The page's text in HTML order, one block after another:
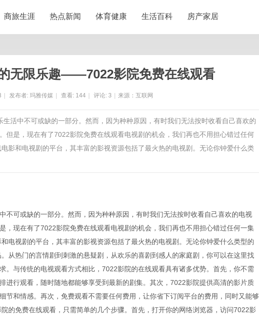
商旅生涯 热点新闻 体育健康 生活百科 房产家居
无限乐趣——7022影院免费在线观看
发布者: 玛雅传媒 查看: 144 评论: 3 来源：互联网
活中不可或缺的一部分。然而，因为种种原因，有时我们无法按时收看自己喜欢的
但是，现在有了7022影院免费在线观看电视剧的机会，我们再也不用担心错过任何
影和电视剧的平台，其丰富的影视资源包括了最火热的电视剧。无论你钟爱什么类
不可或缺的一部分。然而，因为种种原因，有时我们无法按时收看自己喜欢的电视
，现在有了7022影院免费在线观看电视剧的机会，我们再也不用担心错过任何一集
电视剧的平台，其丰富的影视资源包括了最火热的电视剧。无论你钟爱什么类型的
从热门的言情剧到刺激的悬疑剧，从欢乐的喜剧到感人的家庭剧，你可以在这里找
。与传统的电视观看方式相比，7022影院的在线观看具有诸多优势。首先，你不需
进行观看，随时随地都能够享受到最新的剧集。其次，7022影院提供高清的影片质
节和情感。再次，免费观看不需要任何费用，让你省下订阅平台的费用，同时又能够
的免费在线观看，只需简单的几个步骤。首先，打开你的网络浏览器，访问7022影